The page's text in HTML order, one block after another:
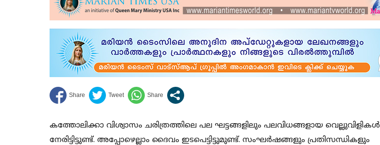
കത്തോലിക്കാ വിശ്വാസം ചരിത്രത്തിലെ പല ഘട്ടങ്ങളിലും പലവിധങ്ങളായ വെല്ലുവിളികള്‍
നേരിട്ടിട്ടുണ്ട്. അപ്പോഴെല്ലാം ദൈവം ഇടപെട്ടിട്ടുമുണ്ട്. സംഘര്‍ഷങ്ങളും പ്രതിസന്ധികളും